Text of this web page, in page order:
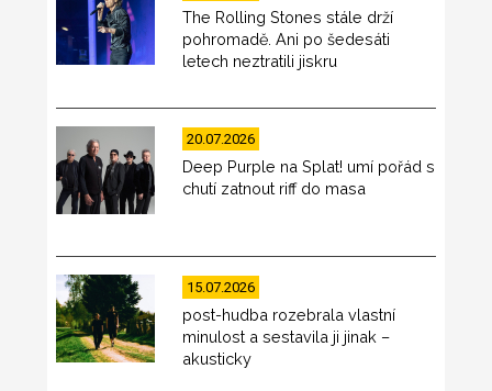
The Rolling Stones stále drží
pohromadě. Ani po šedesáti
letech neztratili jiskru
20.07.2026
Deep Purple na Splat! umí pořád s
chutí zatnout riff do masa
15.07.2026
post-hudba rozebrala vlastní
minulost a sestavila ji jinak –
akusticky